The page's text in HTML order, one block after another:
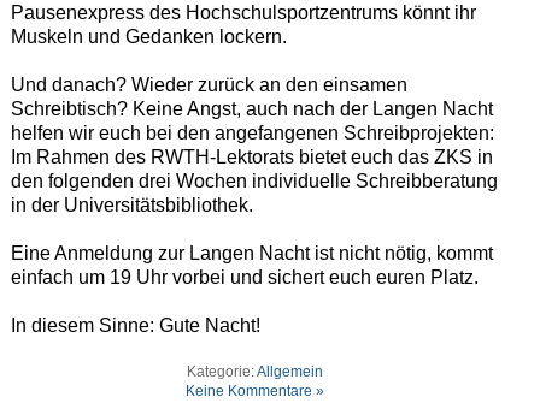
Pausenexpress des Hochschulsportzentrums könnt ihr
Muskeln und Gedanken lockern.
Und danach? Wieder zurück an den einsamen
Schreibtisch? Keine Angst, auch nach der Langen Nacht
helfen wir euch bei den angefangenen Schreibprojekten:
Im Rahmen des RWTH-Lektorats bietet euch das ZKS in
den folgenden drei Wochen individuelle Schreibberatung
in der Universitätsbibliothek.
Eine Anmeldung zur Langen Nacht ist nicht nötig, kommt
einfach um 19 Uhr vorbei und sichert euch euren Platz.
In diesem Sinne: Gute Nacht!
Kategorie:Allgemein
Keine Kommentare »